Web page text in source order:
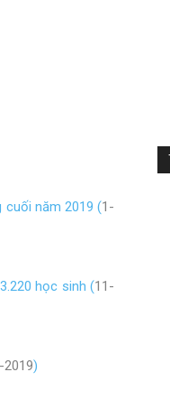
cuối năm 2019 (1-
học sinh (11-
)